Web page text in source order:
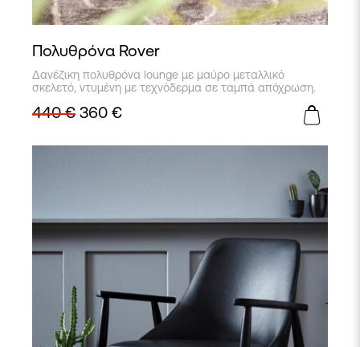
Πολυθρόνα Rover
Δανέζικη πολυθρόνα lounge με μαύρο μεταλλικό
σκελετό, ντυμένη με τεχνόδερμα σε ταμπά απόχρωση.
440€ 360 €